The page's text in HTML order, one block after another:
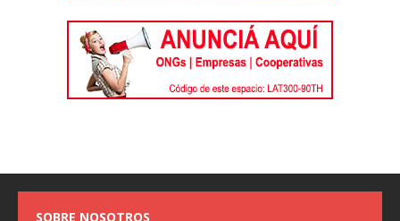
SOBRE NOSOTROS